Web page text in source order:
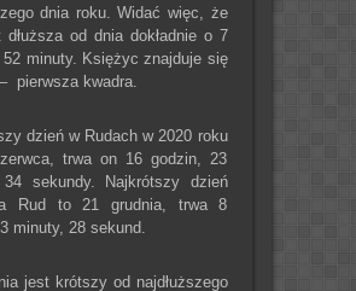
dnia roku. Widać więc, że
dłuższa od dnia dokładnie o 7
52 minuty. Księżyc znajduje się
pierwsza kwadra.
dzień w Rudach w 2020 roku
trwa on 16 godzin, 23
34 sekundy. Najkrótszy dzień
Rud to 21 grudnia, trwa 8
minuty, 28 sekund.
jest krótszy od najdłuższego